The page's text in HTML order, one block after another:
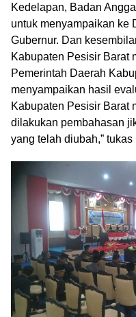
Kedelapan, Badan
untuk menyampaikan ke
Gubernur. Dan
Kabupaten Pesisir Barat
Pemerintah Daerah
menyampaikan hasil
Kabupaten Pesisir Barat
dilakukan pembahasan
yang telah diubah,” tukas